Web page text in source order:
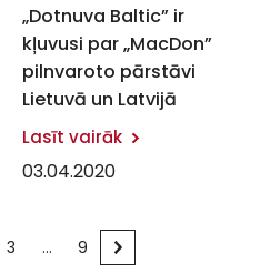
„Dotnuva Baltic” ir
kļuvusi par „MacDon”
pilnvaroto pārstāvi
Lietuvā un Latvijā
Lasīt vairāk
03.04.2020
3 ... 9 >